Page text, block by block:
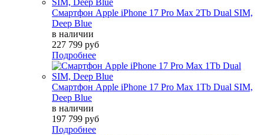
Смартфон Apple iPhone 17 Pro Max 2Tb Dual SIM,
Deep Blue
в наличии
227 799 руб
Подробнее
Смартфон Apple iPhone 17 Pro Max 1Tb Dual SIM,
Deep Blue
в наличии
197 799 руб
Подробнее